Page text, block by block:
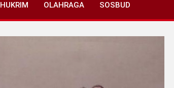
HUKRIM OLAHRAGA SOSBUD